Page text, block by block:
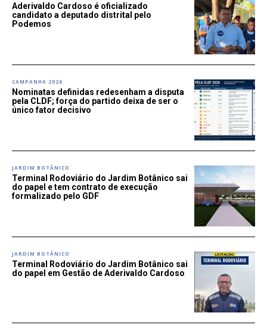
Aderivaldo Cardoso é oficializado
candidato a deputado distrital pelo
Podemos
CAMPANHA 2026
Nominatas definidas redesenham a disputa
pela CLDF; força do partido deixa de ser o
único fator decisivo
JARDIM BOTÂNICO
Terminal Rodoviário do Jardim Botânico sai
do papel e tem contrato de execução
formalizado pelo GDF
JARDIM BOTÂNICO
Terminal Rodoviário do Jardim Botânico sai
do papel em Gestão de Aderivaldo Cardoso